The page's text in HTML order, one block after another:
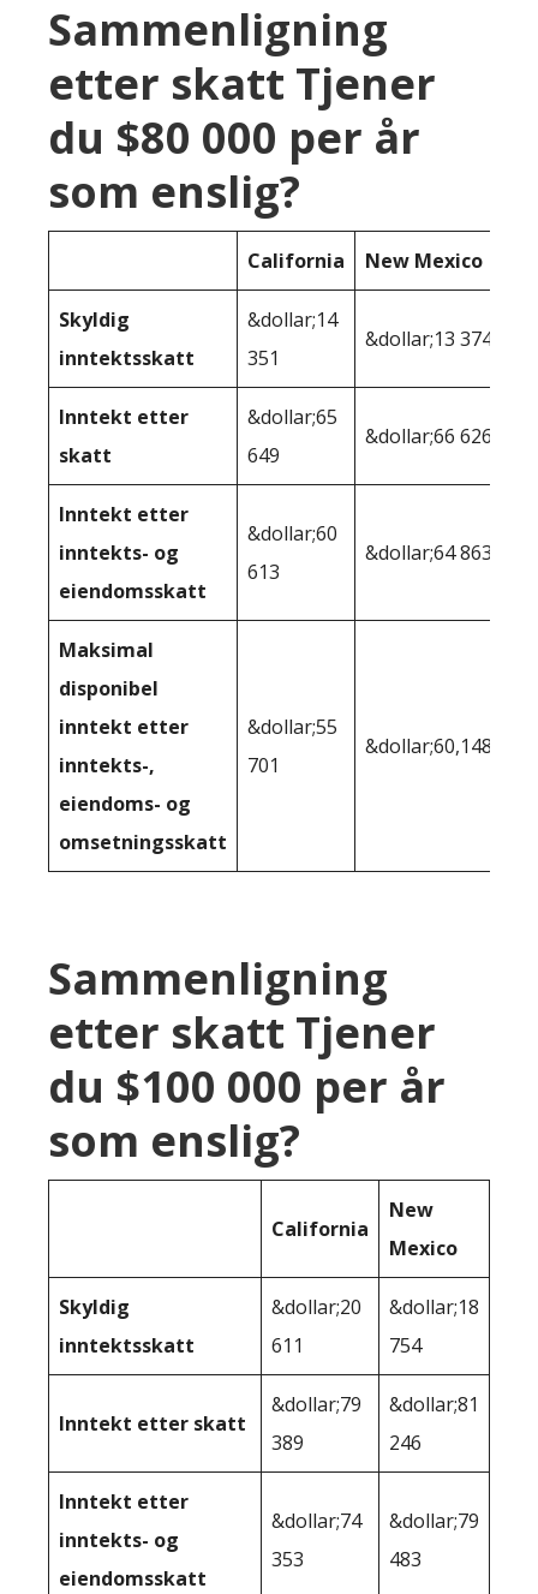
Sammenligning
etter skatt Tjener
du $80 000 per år
som enslig?
California New Mexico
Skyldig
inntektsskatt
&dollar;14
351
&dollar;13 374
Inntekt etter
skatt
&dollar;65
649
&dollar;66 626
Inntekt etter
inntekts- og
eiendomsskatt
&dollar;60
613
&dollar;64 863
Maksimal
disponibel
inntekt etter
inntekts-,
eiendoms- og
omsetningsskatt
&dollar;55
701
&dollar;60,148
Sammenligning
etter skatt Tjener
du $100 000 per år
som enslig?
California
New
Mexico
Skyldig
inntektsskatt
&dollar;20
611
&dollar;18
754
Inntekt etter skatt
&dollar;79
389
&dollar;81
246
Inntekt etter
inntekts- og
eiendomsskatt
&dollar;74
353
&dollar;79
483